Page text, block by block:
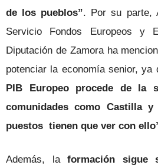
de los pueblos”. Por su parte,
Servicio Fondos Europeos y
Diputación de Zamora ha
potenciar la economía senior, ya
PIB Europeo procede de la
comunidades como Castilla
puestos tienen que ver con
Además, laformación sigue